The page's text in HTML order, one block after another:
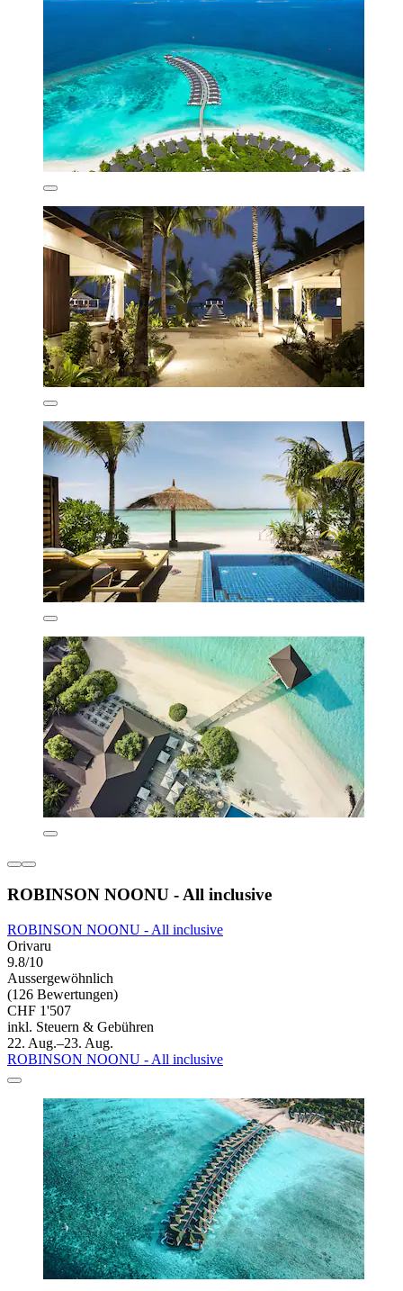
ROBINSON NOONU - All inclusive
ROBINSON NOONU - All inclusive
Orivaru
9.8/10
Aussergewöhnlich
(126 Bewertungen)
CHF 1'507
inkl. Steuern & Gebühren
22. Aug.–23. Aug.
ROBINSON NOONU - All inclusive